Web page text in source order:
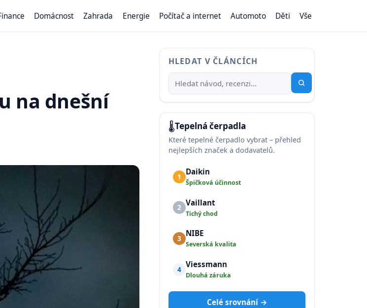
Domácnost Zahrada Energie Počítač a internet Automoto Děti Vše
na dnešní
HLEDAT V ČLÁNCÍCH
🌡️Tepelná čerpadla
Které tepelné čerpadlo vybrat – přehled
nejlepších značek a dodavatelů.
1 Daikin
Špičková účinnost
2 Vaillant
Tichý chod
3 NIBE
Severská kvalita
4 Viessmann
Dlouhá záruka
Celé srovnání →